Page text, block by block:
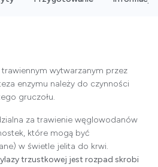
wytwarzanym przez
enzymu należy do czynności
gruczołu.
za trawienie węglowodanów
które mogą być
w świetle jelita do krwi.
trzustkowej jest rozpad skrobi